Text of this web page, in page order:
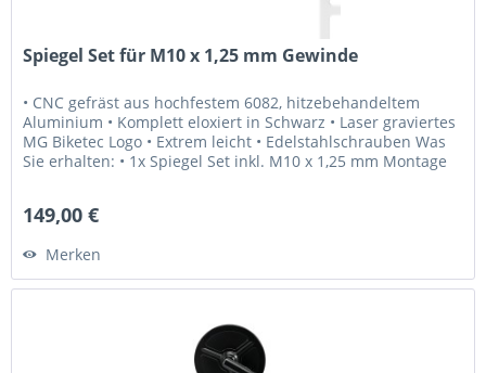
Spiegel Set für M10 x 1,25 mm Gewinde
• CNC gefräst aus hochfestem 6082, hitzebehandeltem
Aluminium • Komplett eloxiert in Schwarz • Laser graviertes
MG Biketec Logo • Extrem leicht • Edelstahlschrauben Was
Sie erhalten: • 1x Spiegel Set inkl. M10 x 1,25 mm Montage
149,00 €
Merken